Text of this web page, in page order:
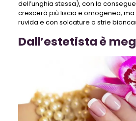
dell’unghia stessa), con la
crescerà più liscia e omogenea,
ruvida e con solcature o strie
Dall’estetista è